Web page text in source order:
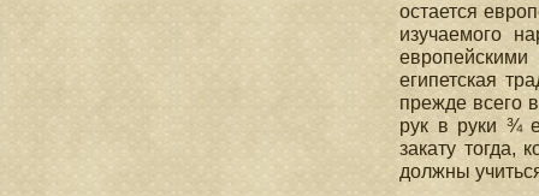
остается
изучаемого
египетская
прежде всего
рук в руки ¾
закату тогда,
должны